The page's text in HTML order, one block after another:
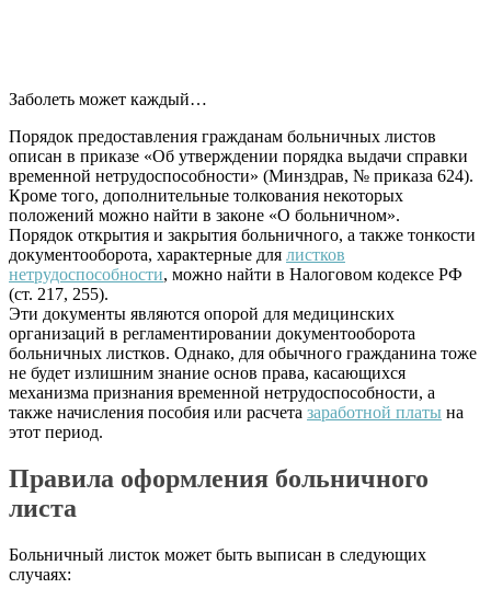
Заболеть может каждый…
Порядок предоставления гражданам больничных листов
описан в приказе «Об утверждении порядка выдачи справки
временной нетрудоспособности» (Минздрав, № приказа 624).
Кроме того, дополнительные толкования некоторых
положений можно найти в законе «О больничном».
Порядок открытия и закрытия больничного, а также тонкости
документооборота, характерные для листков
нетрудоспособности, можно найти в Налоговом кодексе РФ
(ст. 217, 255).
Эти документы являются опорой для медицинских
организаций в регламентировании документооборота
больничных листков. Однако, для обычного гражданина тоже
не будет излишним знание основ права, касающихся
механизма признания временной нетрудоспособности, а
также начисления пособия или расчета заработной платы на
этот период.
Правила оформления больничного
листа
Больничный листок может быть выписан в следующих
случаях: